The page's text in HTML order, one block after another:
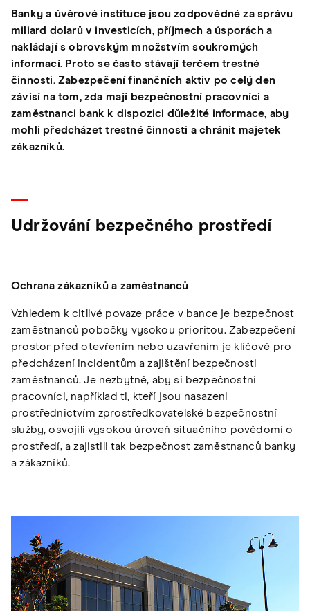
Banky a úvěrové instituce jsou zodpovědné za správu
miliard dolarů v investicích, příjmech a úsporách a
nakládají s obrovským množstvím soukromých
informací. Proto se často stávají terčem trestné
činnosti. Zabezpečení finančních aktiv po celý den
závisí na tom, zda mají bezpečnostní pracovníci a
zaměstnanci bank k dispozici důležité informace, aby
mohli předcházet trestné činnosti a chránit majetek
zákazníků.
Udržování bezpečného prostředí
Ochrana zákazníků a zaměstnanců
Vzhledem k citlivé povaze práce v bance je bezpečnost
zaměstnanců pobočky vysokou prioritou. Zabezpečení
prostor před otevřením nebo uzavřením je klíčové pro
předcházení incidentům a zajištění bezpečnosti
zaměstnanců. Je nezbytné, aby si bezpečnostní
pracovníci, například ti, kteří jsou nasazeni
prostřednictvím zprostředkovatelské bezpečnostní
služby, osvojili vysokou úroveň situačního povědomí o
prostředí, a zajistili tak bezpečnost zaměstnanců banky
a zákazníků.